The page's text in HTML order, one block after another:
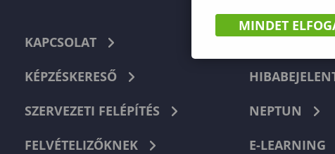
KAPCSOLAT
KÉPZÉSKERESŐ
SZERVEZETI FELÉPÍTÉS
FELVÉTELIZŐKNEK
NEPTUN
E-LEARNING
MINDET